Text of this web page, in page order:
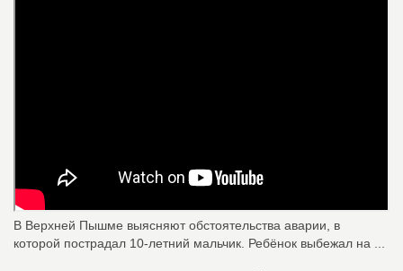
В Верхней Пышме выясняют обстоятельства аварии, в
которой пострадал 10-летний мальчик. Ребёнок выбежал на ...